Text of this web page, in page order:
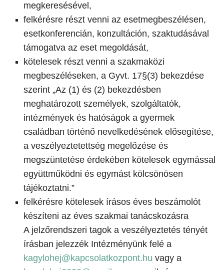
megkeresésével,
felkérésre részt venni az esetmegbeszélésen,
esetkonferencián, konzultáción, szaktudásával
támogatva az eset megoldását,
kötelesek részt venni a szakmaközi
megbeszéléseken, a Gyvt. 17§(3) bekezdése
szerint „Az (1) és (2) bekezdésben
meghatározott személyek, szolgáltatók,
intézmények és hatóságok a gyermek
családban történő nevelkedésének elősegítése,
a veszélyeztetettség megelőzése és
megszüntetése érdekében kötelesek egymással
együttműködni és egymást kölcsönösen
tájékoztatni.”
felkérésre kötelesek írásos éves beszámolót
készíteni az éves szakmai tanácskozásra
A jelzőrendszeri tagok a veszélyeztetés tényét
írásban jelezzék Intézményünk felé a
kagylohej@kapcsolatkozpont.hu vagy a